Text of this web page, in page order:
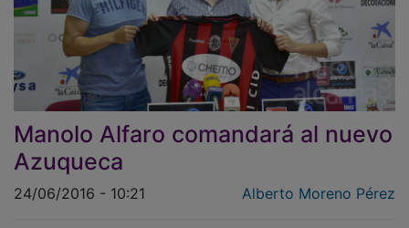
Manolo Alfaro comandará al nuevo
Azuqueca
24/06/2016 - 10:21